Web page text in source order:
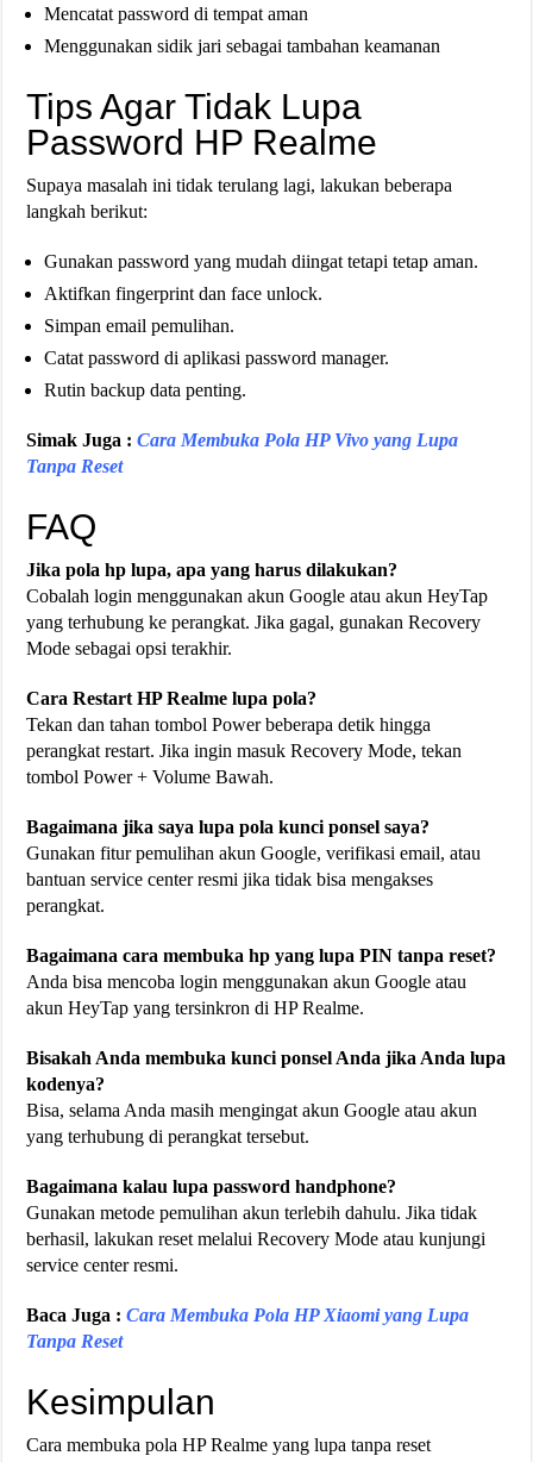
Mencatat password di tempat aman
Menggunakan sidik jari sebagai tambahan keamanan
Tips Agar Tidak Lupa
Password HP Realme
Supaya masalah ini tidak terulang lagi, lakukan beberapa
langkah berikut:
Gunakan password yang mudah diingat tetapi tetap aman.
Aktifkan fingerprint dan face unlock.
Simpan email pemulihan.
Catat password di aplikasi password manager.
Rutin backup data penting.
Simak Juga :Cara Membuka Pola HP Vivo yang Lupa
Tanpa Reset
FAQ
Jika pola hp lupa, apa yang harus dilakukan?
Cobalah login menggunakan akun Google atau akun HeyTap
yang terhubung ke perangkat. Jika gagal, gunakan Recovery
Mode sebagai opsi terakhir.
Cara Restart HP Realme lupa pola?
Tekan dan tahan tombol Power beberapa detik hingga
perangkat restart. Jika ingin masuk Recovery Mode, tekan
tombol Power + Volume Bawah.
Bagaimana jika saya lupa pola kunci ponsel saya?
Gunakan fitur pemulihan akun Google, verifikasi email, atau
bantuan service center resmi jika tidak bisa mengakses
perangkat.
Bagaimana cara membuka hp yang lupa PIN tanpa reset?
Anda bisa mencoba login menggunakan akun Google atau
akun HeyTap yang tersinkron di HP Realme.
Bisakah Anda membuka kunci ponsel Anda jika Anda lupa
kodenya?
Bisa, selama Anda masih mengingat akun Google atau akun
yang terhubung di perangkat tersebut.
Bagaimana kalau lupa password handphone?
Gunakan metode pemulihan akun terlebih dahulu. Jika tidak
berhasil, lakukan reset melalui Recovery Mode atau kunjungi
service center resmi.
Baca Juga :Cara Membuka Pola HP Xiaomi yang Lupa
Tanpa Reset
Kesimpulan
Cara membuka pola HP Realme yang lupa tanpa reset